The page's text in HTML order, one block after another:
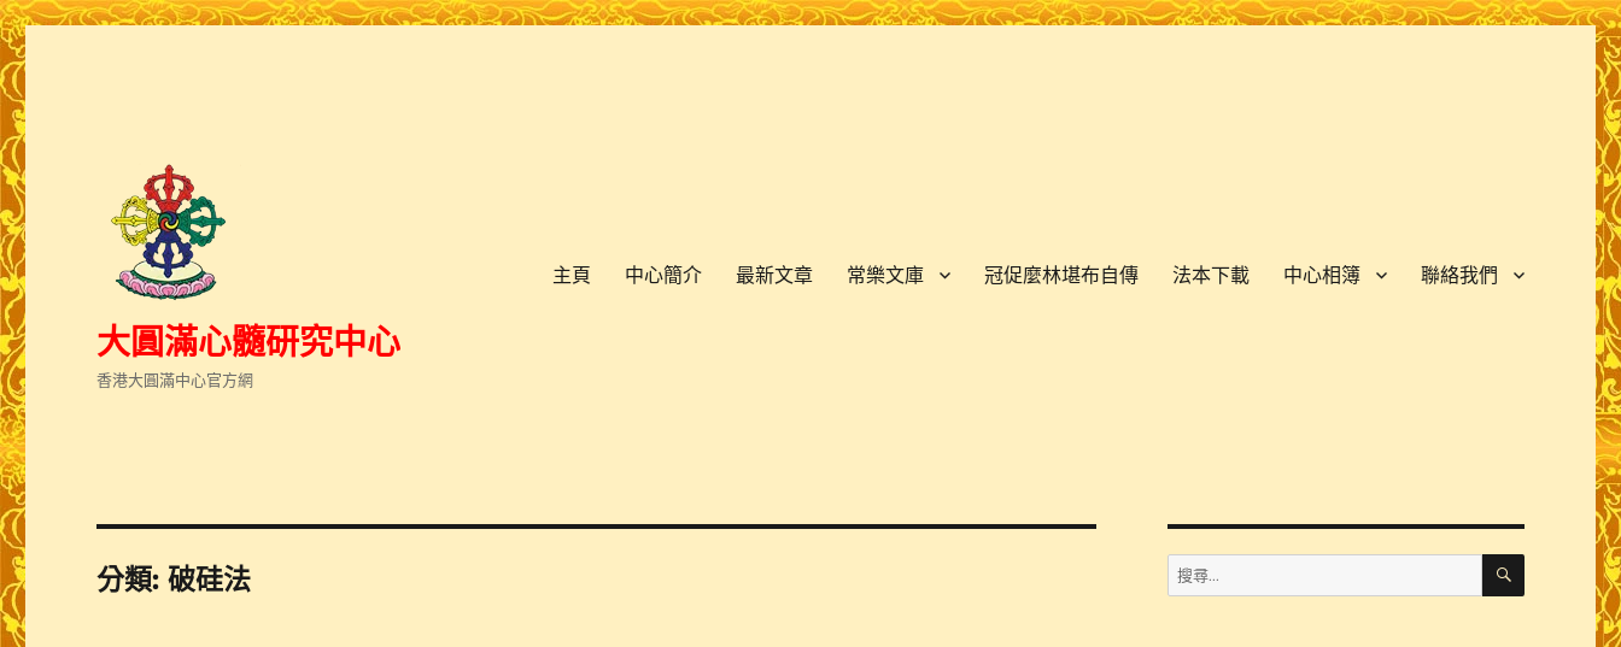
大圓滿心髓研究中心
香港大圓滿中心官方網
主頁 中心簡介 最新文章 常樂文庫 冠促麼林堪布自傳 法本下載 中心相簿 聯絡我們
分類:破硅法
搜
尋
搜